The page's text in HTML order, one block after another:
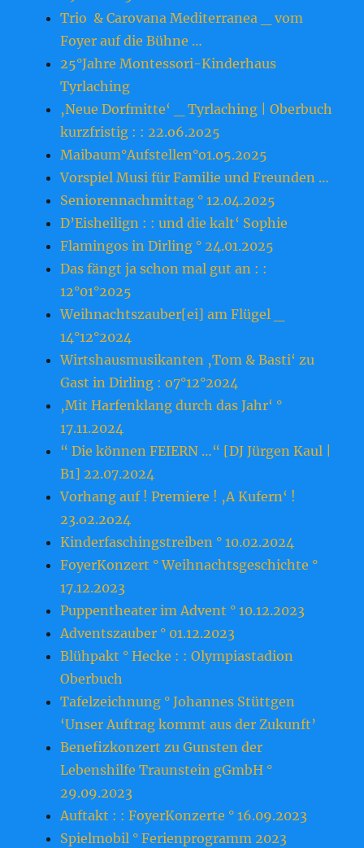
Trio & Carovana Mediterranea _ vom
Foyer auf die Bühne …
25°Jahre Montessori-Kinderhaus
Tyrlaching
‚Neue Dorfmitte‘ _ Tyrlaching | Oberbuch
kurzfristig : : 22.o6.2o25
Maibaum°Aufstellen°o1.o5.2o25
Vorspiel Musi für Familie und Freunden …
Seniorennachmittag ° 12.04.2025
D’Eisheilign : : und die kalt‘ Sophie
Flamingos in Dirling ° 24.01.2025
Das fängt ja schon mal gut an : :
12°01°2025
Weihnachtszauber[ei] am Flügel _
14°12°2024
Wirtshausmusikanten ‚Tom & Basti‘ zu
Gast in Dirling : o7°12°2024
‚Mit Harfenklang durch das Jahr‘ °
17.11.2024
“ Die können FEIERN …“ [DJ Jürgen Kaul |
B1] 22.07.2024
Vorhang auf ! Premiere ! ‚A Kufern‘ !
23.o2.2o24
Kinderfaschingstreiben ° 10.02.2024
FoyerKonzert ° Weihnachtsgeschichte °
17.12.2023
Puppentheater im Advent ° 10.12.2023
Adventszauber ° 01.12.2023
Blühpakt ° Hecke : : Olympiastadion
Oberbuch
Tafelzeichnung ° Johannes Stüttgen
‘Unser Auftrag kommt aus der Zukunft’
Benefizkonzert zu Gunsten der
Lebenshilfe Traunstein gGmbH °
29.09.2023
Auftakt : : FoyerKonzerte ° 16.09.2023
Spielmobil ° Ferienprogramm 2023